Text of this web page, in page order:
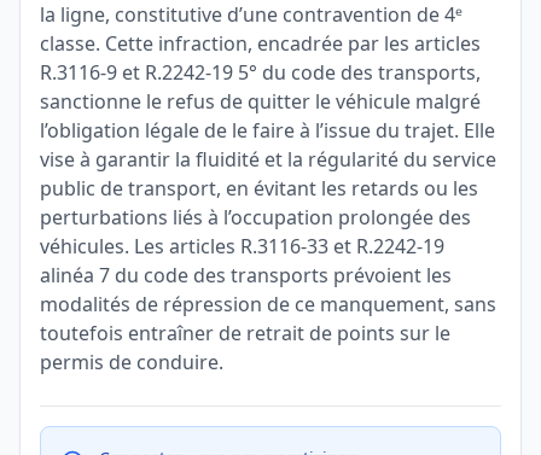
la ligne, constitutive d’une contravention de 4ᵉ
classe. Cette infraction, encadrée par les articles
R.3116-9 et R.2242-19 5° du code des transports,
sanctionne le refus de quitter le véhicule malgré
l’obligation légale de le faire à l’issue du trajet. Elle
vise à garantir la fluidité et la régularité du service
public de transport, en évitant les retards ou les
perturbations liés à l’occupation prolongée des
véhicules. Les articles R.3116-33 et R.2242-19
alinéa 7 du code des transports prévoient les
modalités de répression de ce manquement, sans
toutefois entraîner de retrait de points sur le
permis de conduire.